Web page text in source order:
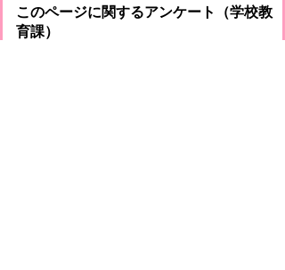
このページに関するアンケート（学校教
育課）